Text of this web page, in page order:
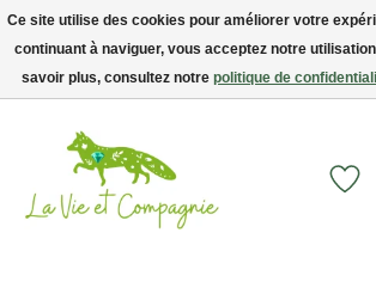
Livraison gratuite dès 75$ — code LVCFREE• Clients
Ce site utilise des cookies pour améliorer votre
continuant à naviguer, vous acceptez notre
savoir plus, consultez notre politique de